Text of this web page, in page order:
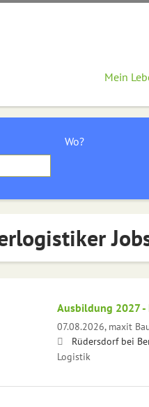
Mein
Wo?
Ausbildung 2027
07.08.2026, maxit
Rüdersdorf bei
Logistik